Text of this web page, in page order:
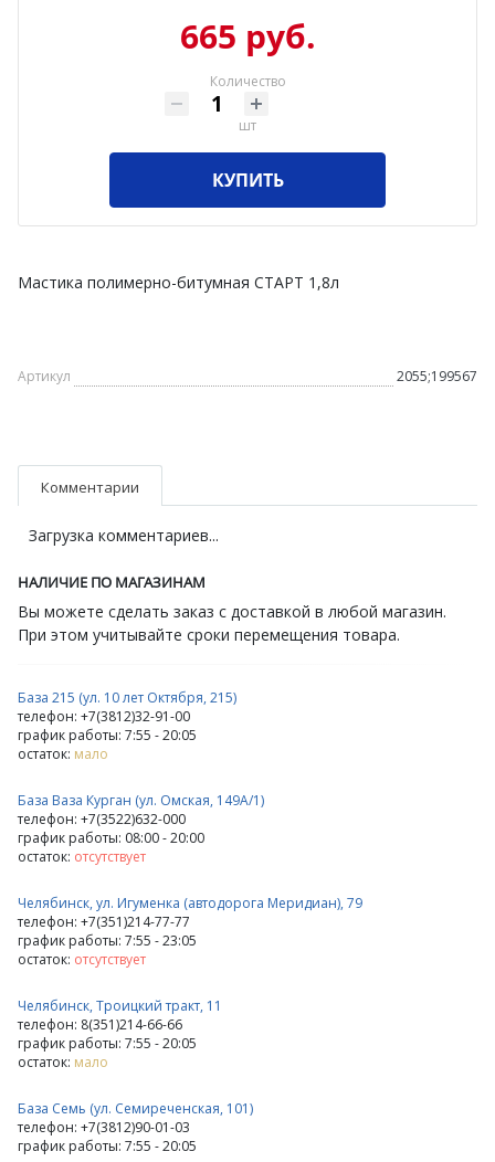
665 руб.
Количество
шт
КУПИТЬ
Мастика полимерно-битумная СТАРТ 1,8л
Артикул 2055;199567
Комментарии
Загрузка комментариев...
НАЛИЧИЕ ПО МАГАЗИНАМ
Вы можете сделать заказ с доставкой в любой магазин.
При этом учитывайте сроки перемещения товара.
База 215 (ул. 10 лет Октября, 215)
телефон: +7(3812)32-91-00
график работы: 7:55 - 20:05
остаток: мало
База Ваза Курган (ул. Омская, 149А/1)
телефон: +7(3522)632-000
график работы: 08:00 - 20:00
остаток: отсутствует
Челябинск, ул. Игуменка (автодорога Меридиан), 79
телефон: +7(351)214-77-77
график работы: 7:55 - 23:05
остаток: отсутствует
Челябинск, Троицкий тракт, 11
телефон: 8(351)214-66-66
график работы: 7:55 - 20:05
остаток: мало
База Семь (ул. Семиреченская, 101)
телефон: +7(3812)90-01-03
график работы: 7:55 - 20:05